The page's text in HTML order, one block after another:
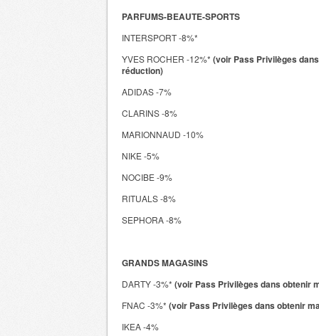
PARFUMS-BEAUTE-SPORTS
INTERSPORT -8%*
YVES ROCHER -12%* (voir Pass Privilèges
réduction)
ADIDAS -7%
CLARINS -8%
MARIONNAUD -10%
NIKE -5%
NOCIBE -9%
RITUALS -8%
SEPHORA -8%
GRANDS MAGASINS
DARTY -3%* (voir Pass Privilèges dans obtenir
FNAC -3%* (voir Pass Privilèges dans obtenir
IKEA -4%